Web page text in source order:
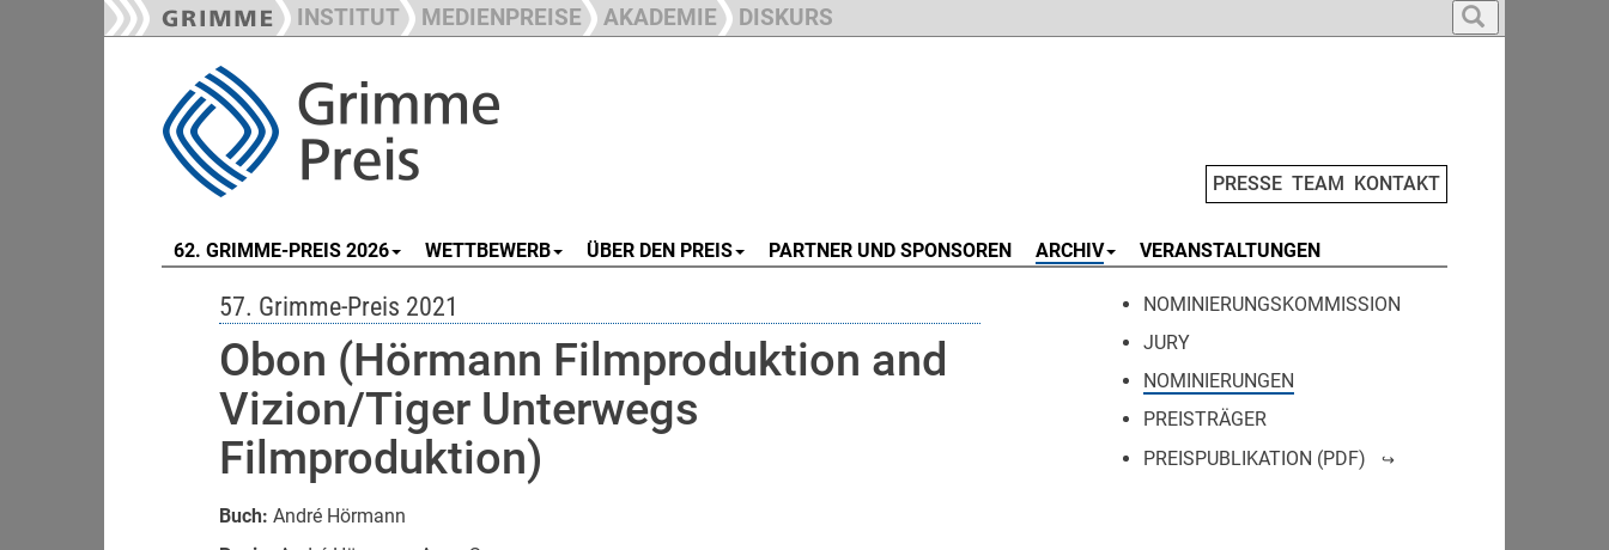
INSTITUT MEDIENPREISE AKADEMIE DISKURS
PRESSE TEAM KONTAKT
62. GRIMME-PREIS 2026 WETTBEWERB ÜBER DEN PREIS PARTNER UND SPONSOREN ARCHIV VERANSTALTUNGEN
57. Grimme-Preis 2021
Obon (Hörmann Filmproduktion and
Vizion/Tiger Unterwegs
Filmproduktion)
Buch: André Hörmann
NOMINIERUNGSKOMMISSION
JURY
NOMINIERUNGEN
PREISTRÄGER
PREISPUBLIKATION (PDF)